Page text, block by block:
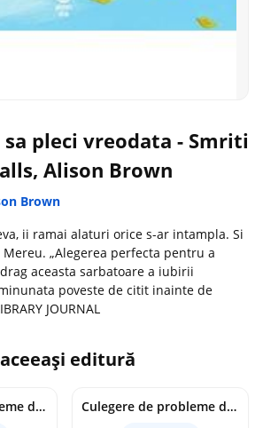
sa pleci vreodata - Smriti
Alison Brown
Brown
ii ramai alaturi orice s-ar intampla. Si
„Alegerea perfecta pentru a
aceasta sarbatoare a iubirii
poveste de citit inainte de
JOURNAL
editură
Culegere de probleme de matematica - Clasa 7 - Ioana Monalisa Manea
Culegere de probleme de matematica - Clasa 6 - Ioana Monalisa Manea, Cristina Neagoe